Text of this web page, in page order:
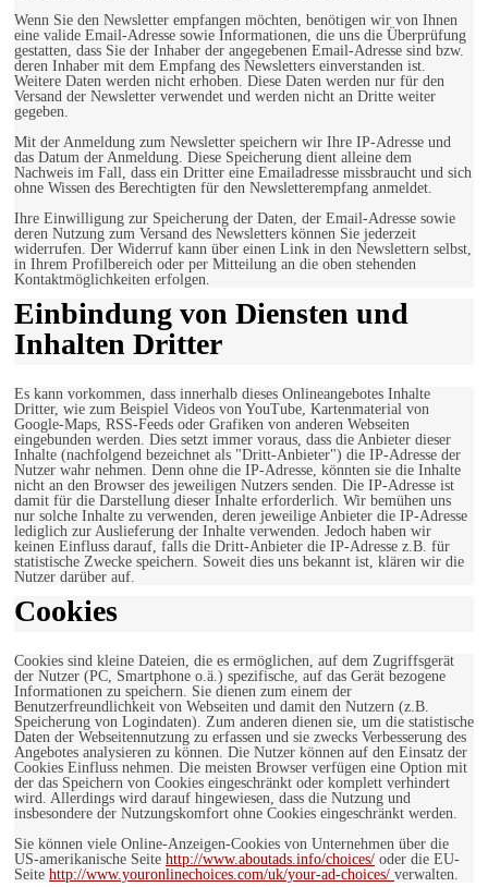
Wenn Sie den Newsletter empfangen möchten, benötigen wir von Ihnen
eine valide Email-Adresse sowie Informationen, die uns die Überprüfung
gestatten, dass Sie der Inhaber der angegebenen Email-Adresse sind bzw.
deren Inhaber mit dem Empfang des Newsletters einverstanden ist.
Weitere Daten werden nicht erhoben. Diese Daten werden nur für den
Versand der Newsletter verwendet und werden nicht an Dritte weiter
gegeben.
Mit der Anmeldung zum Newsletter speichern wir Ihre IP-Adresse und
das Datum der Anmeldung. Diese Speicherung dient alleine dem
Nachweis im Fall, dass ein Dritter eine Emailadresse missbraucht und sich
ohne Wissen des Berechtigten für den Newsletterempfang anmeldet.
Ihre Einwilligung zur Speicherung der Daten, der Email-Adresse sowie
deren Nutzung zum Versand des Newsletters können Sie jederzeit
widerrufen. Der Widerruf kann über einen Link in den Newslettern selbst,
in Ihrem Profilbereich oder per Mitteilung an die oben stehenden
Kontaktmöglichkeiten erfolgen.
Einbindung von Diensten und
Inhalten Dritter
Es kann vorkommen, dass innerhalb dieses Onlineangebotes Inhalte
Dritter, wie zum Beispiel Videos von YouTube, Kartenmaterial von
Google-Maps, RSS-Feeds oder Grafiken von anderen Webseiten
eingebunden werden. Dies setzt immer voraus, dass die Anbieter dieser
Inhalte (nachfolgend bezeichnet als "Dritt-Anbieter") die IP-Adresse der
Nutzer wahr nehmen. Denn ohne die IP-Adresse, könnten sie die Inhalte
nicht an den Browser des jeweiligen Nutzers senden. Die IP-Adresse ist
damit für die Darstellung dieser Inhalte erforderlich. Wir bemühen uns
nur solche Inhalte zu verwenden, deren jeweilige Anbieter die IP-Adresse
lediglich zur Auslieferung der Inhalte verwenden. Jedoch haben wir
keinen Einfluss darauf, falls die Dritt-Anbieter die IP-Adresse z.B. für
statistische Zwecke speichern. Soweit dies uns bekannt ist, klären wir die
Nutzer darüber auf.
Cookies
Cookies sind kleine Dateien, die es ermöglichen, auf dem Zugriffsgerät
der Nutzer (PC, Smartphone o.ä.) spezifische, auf das Gerät bezogene
Informationen zu speichern. Sie dienen zum einem der
Benutzerfreundlichkeit von Webseiten und damit den Nutzern (z.B.
Speicherung von Logindaten). Zum anderen dienen sie, um die statistische
Daten der Webseitennutzung zu erfassen und sie zwecks Verbesserung des
Angebotes analysieren zu können. Die Nutzer können auf den Einsatz der
Cookies Einfluss nehmen. Die meisten Browser verfügen eine Option mit
der das Speichern von Cookies eingeschränkt oder komplett verhindert
wird. Allerdings wird darauf hingewiesen, dass die Nutzung und
insbesondere der Nutzungskomfort ohne Cookies eingeschränkt werden.
Sie können viele Online-Anzeigen-Cookies von Unternehmen über die
US-amerikanische Seite http://www.aboutads.info/choices/ oder die EU-
Seite http://www.youronlinechoices.com/uk/your-ad-choices/ verwalten.